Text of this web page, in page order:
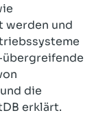
werden und
übergreifende
die
erklärt.